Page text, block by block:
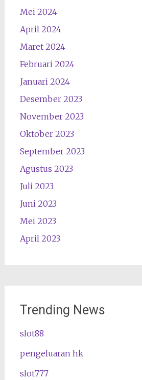
Mei 2024
April 2024
Maret 2024
Februari 2024
Januari 2024
Desember 2023
November 2023
Oktober 2023
September 2023
Agustus 2023
Juli 2023
Juni 2023
Mei 2023
April 2023
Trending News
slot88
pengeluaran hk
slot777